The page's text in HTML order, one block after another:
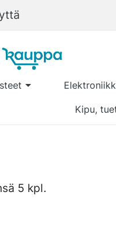
Kipu,
5 kpl.